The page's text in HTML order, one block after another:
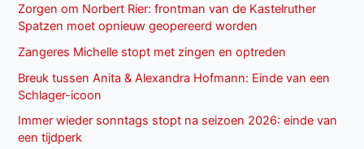
Zorgen om Norbert Rier: frontman van de Kastelruther
Spatzen moet opnieuw geopereerd worden
Zangeres Michelle stopt met zingen en optreden
Breuk tussen Anita & Alexandra Hofmann: Einde van een
Schlager-icoon
Immer wieder sonntags stopt na seizoen 2026: einde van
een tijdperk